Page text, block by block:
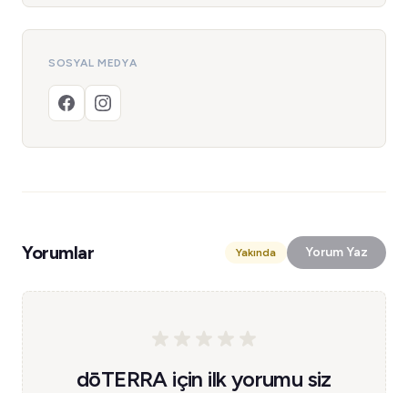
SOSYAL MEDYA
Yorumlar Yakında Yorum Yaz
dōTERRA için ilk yorumu siz